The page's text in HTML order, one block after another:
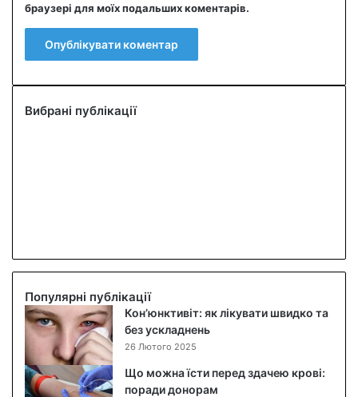
браузері для моїх подальших коментарів.
Вибрані публікації
Популярні публікації
Кон’юнктивіт: як лікувати швидко та
без ускладнень
26 Лютого 2025
Що можна їсти перед здачею крові:
поради донорам